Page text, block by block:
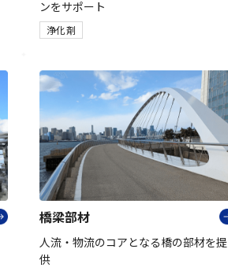
ンをサポート
浄化剤
橋梁部材
人流・物流のコアとなる橋の部材を提
供